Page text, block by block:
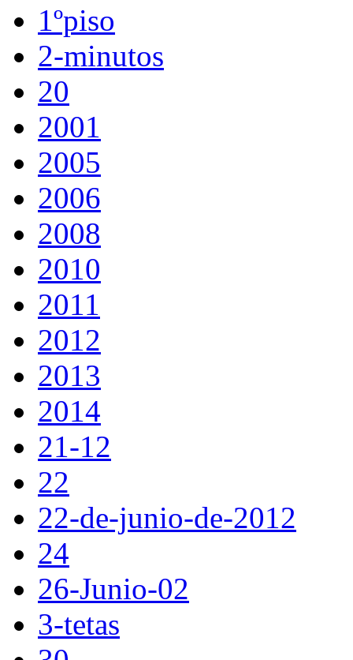
1ºpiso
2-minutos
20
2001
2005
2006
2008
2010
2011
2012
2013
2014
21-12
22
22-de-junio-de-2012
24
26-Junio-02
3-tetas